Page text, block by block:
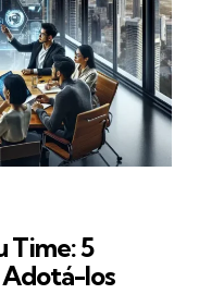
Time: 5
Adotá-los